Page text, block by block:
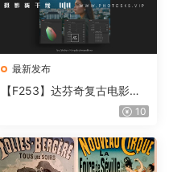
最新发布
【F253】达芬奇复古电影胶
片质感DCTL节点调色预设 M
T V4.0
10